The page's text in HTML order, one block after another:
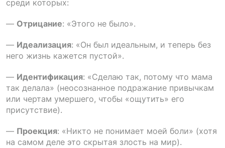
среди которых:
— Отрицание: «Этого не было».
— Идеализация: «Он был идеальным, и теперь без
него жизнь кажется пустой».
— Идентификация: «Сделаю так, потому что мама
так делала» (неосознанное подражание привычкам
или чертам умершего, чтобы «ощутить» его
присутствие).
— Проекция: «Никто не понимает моей боли» (хотя
на самом деле это скрытая злость на мир).